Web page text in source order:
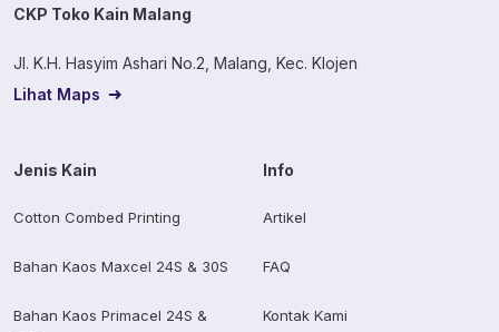
CKP Toko Kain Malang
Jl. K.H. Hasyim Ashari No.2, Malang, Kec. Klojen
Lihat Maps
Jenis Kain
Cotton Combed Printing
Bahan Kaos Maxcel 24S & 30S
Bahan Kaos Primacel 24S &
Info
Artikel
FAQ
Kontak Kami